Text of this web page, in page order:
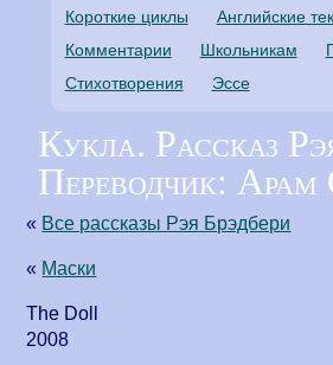
Короткие циклы
Английские
Комментарии
Школьникам
Стихотворения
Эссе
Кукла. Рассказ
Переводчик: Арам
« Все рассказы Рэя Брэдбери
« Маски
The Doll
2008